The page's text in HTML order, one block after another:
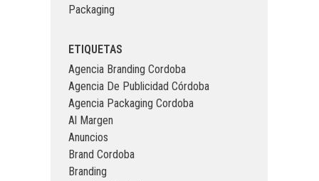
Packaging
ETIQUETAS
Agencia Branding Cordoba
Agencia De Publicidad Córdoba
Agencia Packaging Cordoba
Al Margen
Anuncios
Brand Cordoba
Branding